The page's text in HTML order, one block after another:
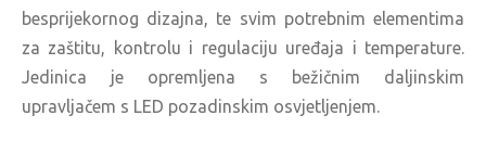
besprijekornog dizajna, te svim potrebnim elementima
za zaštitu, kontrolu i regulaciju uređaja i temperature.
Jedinica je opremljena s bežičnim daljinskim
upravljačem s LED pozadinskim osvjetljenjem.